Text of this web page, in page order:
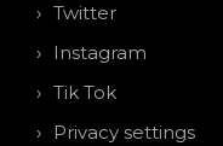
Twitter
Instagram
Tik Tok
Privacy settings